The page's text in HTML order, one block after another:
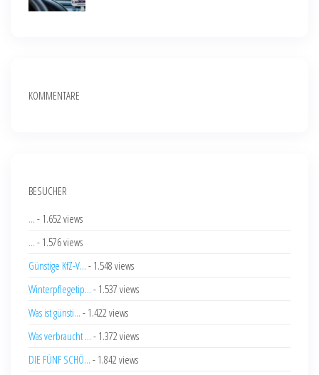
KOMMENTARE
BESUCHER
... - 1.652 views
... - 1.576 views
Günstige KfZ-V... - 1.548 views
Winterpflegetip... - 1.537 views
Was ist günsti... - 1.422 views
Was verbraucht ... - 1.372 views
DIE FÜNF SCHÖ... - 1.842 views